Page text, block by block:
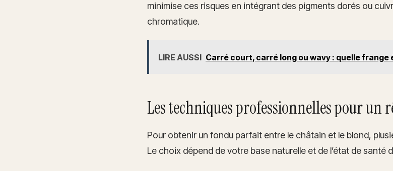
minimise ces risques en intégrant des pigments dorés ou
chromatique.
LIRE AUSSI Carré court, carré long ou wavy : quelle frange
Les techniques professionnelles pour un
Pour obtenir un fondu parfait entre le châtain et le blond,
Le choix dépend de votre base naturelle et de l’état de santé